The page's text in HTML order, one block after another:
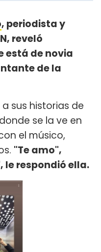
, periodista y
reveló
está de novia
de la
sus historias de
se la ve en
el músico,
"Te amo",
le respondió ella.